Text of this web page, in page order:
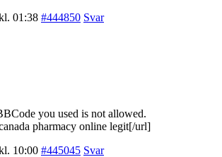
01:38 #444850 Svar
you used is not allowed.
pharmacy online legit[/url]
10:00 #445045 Svar